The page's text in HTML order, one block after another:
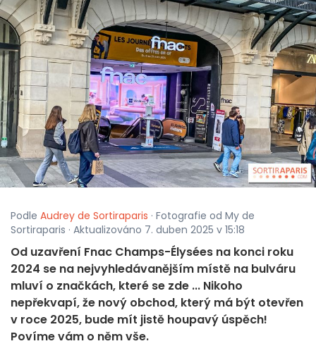
Podle Audrey de Sortiraparis · Fotografie od My de
Sortiraparis · Aktualizováno 7. duben 2025 v 15:18
Od uzavření Fnac Champs-Élysées na konci roku
2024 se na nejvyhledávanějším místě na bulváru
mluví o značkách, které se zde ... Nikoho
nepřekvapí, že nový obchod, který má být otevřen
v roce 2025, bude mít jistě houpavý úspěch!
Povíme vám o něm vše.